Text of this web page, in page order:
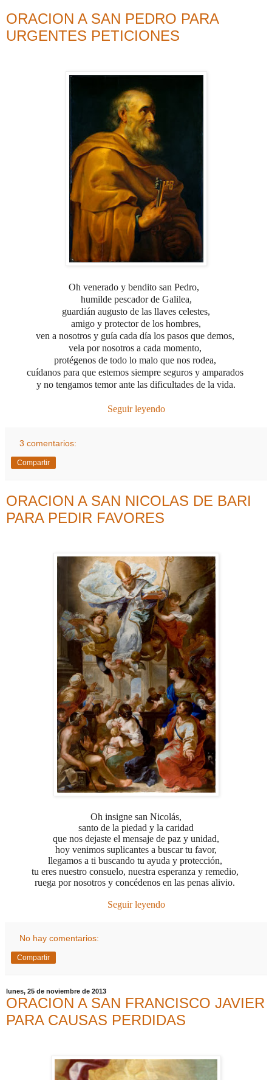
ORACION A SAN PEDRO PARA
URGENTES PETICIONES
Oh venerado y bendito san Pedro,
humilde pescador de Galilea,
guardián augusto de las llaves celestes,
amigo y protector de los hombres,
ven a nosotros y guía cada día los pasos que demos,
vela por nosotros a cada momento,
protégenos de todo lo malo que nos rodea,
cuídanos para que estemos siempre seguros y amparados
y no tengamos temor ante las dificultades de la vida.
Seguir leyendo
3 comentarios:
Compartir
ORACION A SAN NICOLAS DE BARI
PARA PEDIR FAVORES
Oh insigne san Nicolás,
santo de la piedad y la caridad
que nos dejaste el mensaje de paz y unidad,
hoy venimos suplicantes a buscar tu favor,
llegamos a ti buscando tu ayuda y protección,
tu eres nuestro consuelo, nuestra esperanza y remedio,
ruega por nosotros y concédenos en las penas alivio.
Seguir leyendo
No hay comentarios:
Compartir
lunes, 25 de noviembre de 2013
ORACION A SAN FRANCISCO JAVIER
PARA CAUSAS PERDIDAS